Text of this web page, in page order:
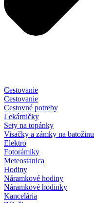
Cestovanie
Cestovanie
Cestovné potreby
Lekárničky
Sety na topánky
Visačky a zámky na batožinu
Elektro
Fotorámiky
Meteostanica
Hodiny
Náramkové hodiny
Náramkové hodinky
Kancelária